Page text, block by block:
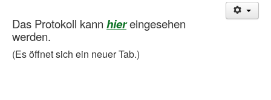
Impressum
Datenschutzerklärung
Das Protokoll kann hiereingesehen
werden.
(Es öffnet sich ein neuer Tab.)